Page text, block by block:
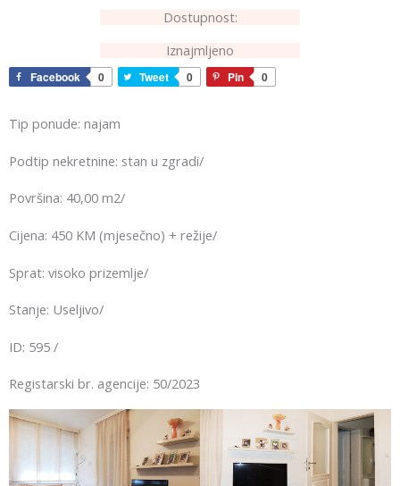
Dostupnost:
Iznajmljeno
Facebook 0 Tweet 0 Pin 0
Tip ponude: najam
Podtip nekretnine: stan u zgradi/
Površina: 40,00 m2/
Cijena: 450 KM (mjesečno) + režije/
Sprat: visoko prizemlje/
Stanje: Useljivo/
ID: 595 /
Registarski br. agencije: 50/2023